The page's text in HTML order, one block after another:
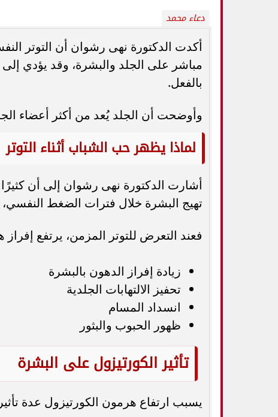
دعاء محمد
أكدت الدكتورة نهى رشوان أن التوتر
مباشر على الجلد والبشرة، وقد يؤدي
بالفعل.
وأوضحت أن الجلد يُعد من أكثر أعضاء
لماذا يظهر حب الشباب أثناء التوتر
أشارت الدكتورة نهى رشوان إلى أن
تهيج البشرة خلال فترات الضغط
فعند التعرض للتوتر المزمن، يرتفع
زيادة إفراز الدهون بالبشرة
تحفيز الالتهابات الجلدية
انسداد المسام
ظهور الحبوب والبثور
تأثير الكورتيزول على البشرة
يسبب ارتفاع هرمون الكورتيزول عدة
5 خطوات بسيطة تحميك من السكري